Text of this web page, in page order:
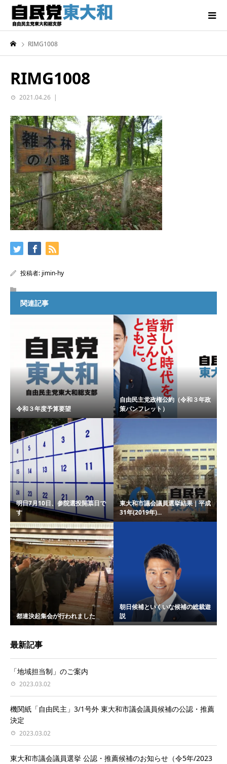
RIMG1008
RIMG1008
2021.04.26
投稿者: jimin-hy
関連記事
令和３年度予算要望
自由民主党政権公約（令和３年政
策パンフレット）
明日7月10日、参院選投開票日で
す
東大和市議会議員選挙結果｜平成
31年(2019年)...
都連決起集会が行われました
朝日候補といくいな候補の総裁遊
説
最新記事
「地域担当制」のご案内
2023.03.02
機関紙「自由民主」3/1号外 東大和市議会議員候補の公認・推薦
決定
2023.03.02
東大和市議会議員選挙 公認・推薦候補のお知らせ（令5年/2023